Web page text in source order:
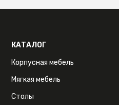
КАТАЛОГ
Корпусная мебель
Мягкая мебель
Столы